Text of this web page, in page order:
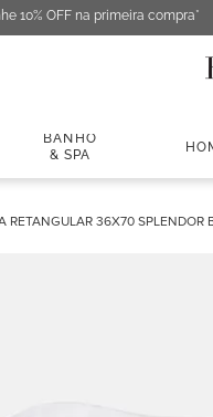
10% OFF na primeira compra*
BANHO
& SPA
RETANGULAR 36X70 SPLENDOR